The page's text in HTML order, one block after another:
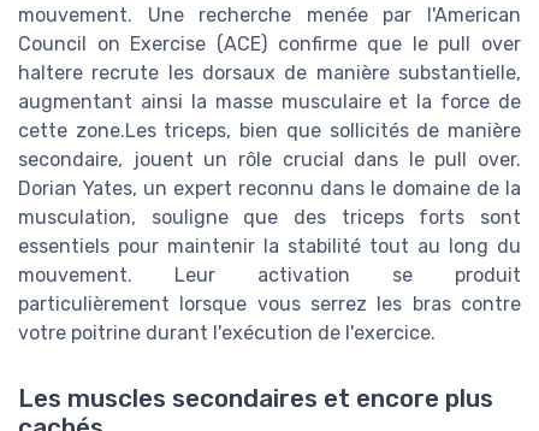
mouvement. Une recherche menée par l'American
Council on Exercise (ACE) confirme que le pull over
haltere recrute les dorsaux de manière substantielle,
augmentant ainsi la masse musculaire et la force de
cette zone.Les triceps, bien que sollicités de manière
secondaire, jouent un rôle crucial dans le pull over.
Dorian Yates, un expert reconnu dans le domaine de la
musculation, souligne que des triceps forts sont
essentiels pour maintenir la stabilité tout au long du
mouvement. Leur activation se produit
particulièrement lorsque vous serrez les bras contre
votre poitrine durant l'exécution de l'exercice.
Les muscles secondaires et encore plus